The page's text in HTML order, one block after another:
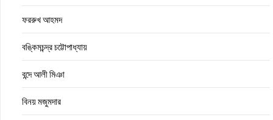
ফররুখ আহমদ
বঙ্কিমচন্দ্র চট্টোপাধ্যায়
বন্দে আলী মিঞা
বিনয় মজুমদার